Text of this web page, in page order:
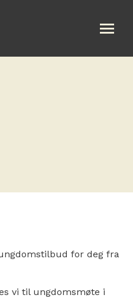
for deg fra
vi til ungdomsmøte i